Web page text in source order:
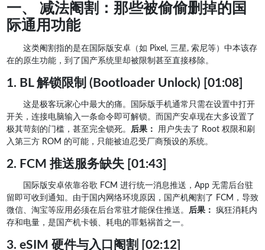
一、 减法阉割：那些被偷偷删掉的国
际通用功能
这类阉割指的是在国际版安卓（如 Pixel, 三星, 索尼等）中本该存
在的原生功能，到了国产系统里却被限制甚至直接移除。
1. BL 解锁限制 (Bootloader Unlock) [01:08]
这是极客玩家心中最大的痛。国际版手机通常只需在设置中打开
开关，连接电脑输入一条命令即可解锁。而国产安卓现在大多设置了
极其苛刻的门槛，甚至完全锁死。
后果：
用户失去了 Root 权限和刷
入第三方 ROM 的可能，只能被迫忍受厂商预设的系统。
2. FCM 推送服务缺失 [01:43]
国际版安卓依靠谷歌 FCM 进行统一消息推送，App 无需后台驻
留即可收到通知。由于国内网络环境原因，国产机阉割了 FCM，导致
微信、淘宝等应用必须在后台常驻才能保住推送。
后果：
疯狂消耗内
存和电量，是国产机卡顿、耗电的罪魁祸首之一。
3. eSIM 硬件与入口阉割 [02:12]